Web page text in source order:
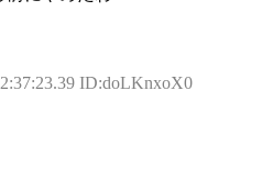
ID:doLKnxoX0